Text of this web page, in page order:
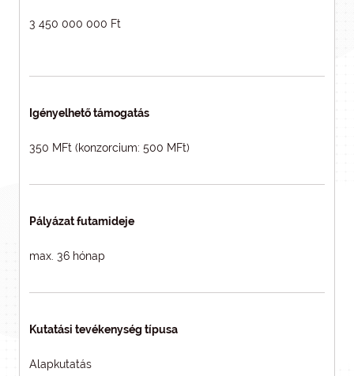
3 450 000 000 Ft
Igényelhető támogatás
350 MFt (konzorcium: 500 MFt)
Pályázat futamideje
max. 36 hónap
Kutatási tevékenység típusa
Alapkutatás